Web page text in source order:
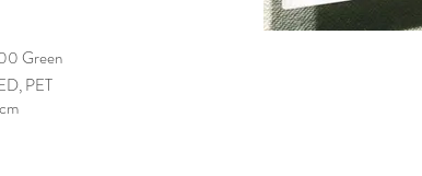
Green
PET